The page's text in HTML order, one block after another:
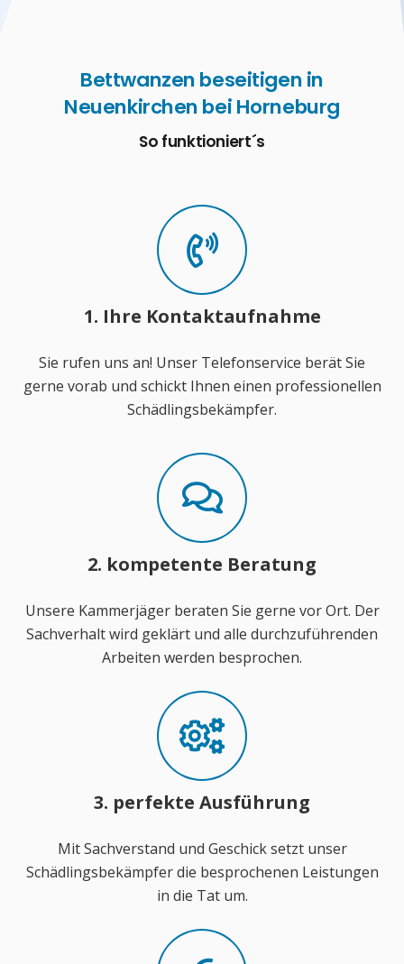
Bettwanzen beseitigen in
Neuenkirchen bei Horneburg
So funktioniert´s
1. Ihre Kontaktaufnahme
Sie rufen uns an! Unser Telefonservice berät Sie
gerne vorab und schickt Ihnen einen professionellen
Schädlingsbekämpfer.
2. kompetente Beratung
Unsere Kammerjäger beraten Sie gerne vor Ort. Der
Sachverhalt wird geklärt und alle durchzuführenden
Arbeiten werden besprochen.
3. perfekte Ausführung
Mit Sachverstand und Geschick setzt unser
Schädlingsbekämpfer die besprochenen Leistungen
in die Tat um.